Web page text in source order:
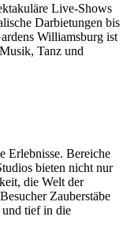
Live-Shows
Darbietungen bis
Williamsburg ist
Tanz und
Erlebnisse. Bereiche
bieten nicht nur
die Welt der
Zauberstäbe
und tief in die